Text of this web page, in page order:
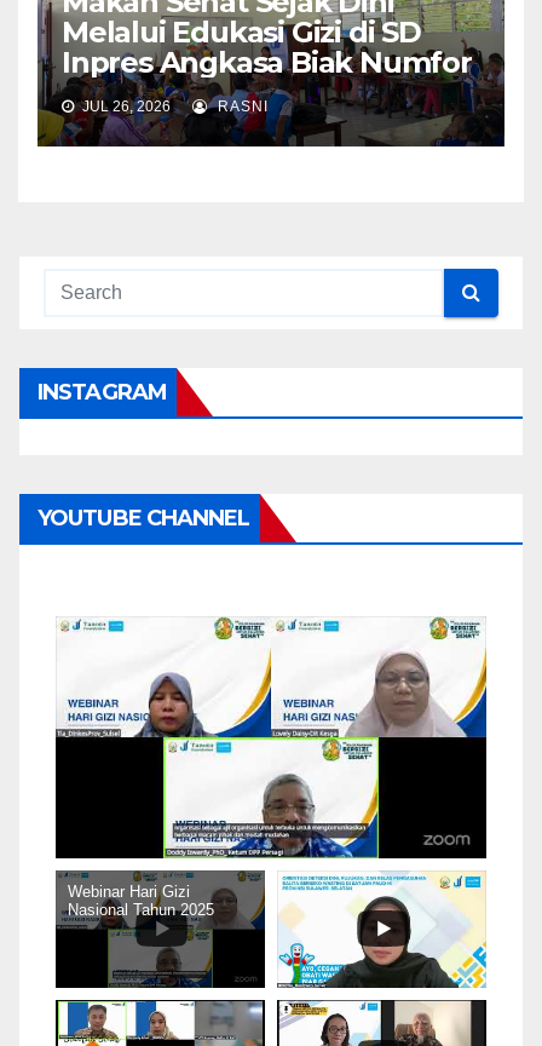
Melalui Edukasi Gizi di SD
Inpres Angkasa Biak Numfor
JUL 26, 2026 RASNI
INSTAGRAM
YOUTUBE CHANNEL
Webinar Hari Gizi
Nasional Tahun 2025